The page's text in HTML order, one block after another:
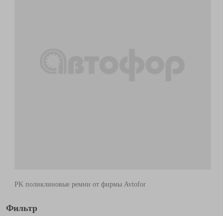
PK поликлиновые ремни от фирмы Avtofor
Фильтр